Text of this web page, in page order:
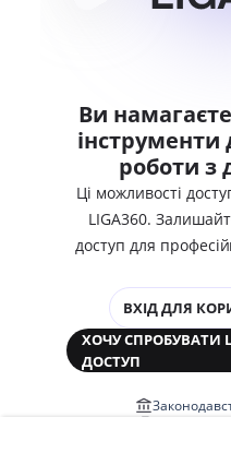
Ви
інструменти
роботи з
Ці можливості
LIGA360.
доступ для
ВХІД ДЛЯ
ХОЧУ СПРОБУВАТИ
ДОСТУП
Перевірка